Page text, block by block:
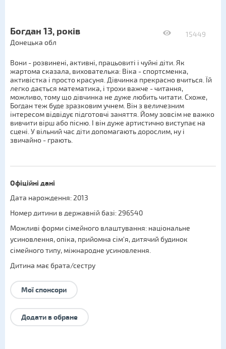
15449
Богдан 13, років
Донецька обл
Вони - розвинені, активні, працьовиті і чуйні діти. Як
жартома сказала, вихователька: Віка - спортсменка,
активістка і просто красуня. Дівчинка прекрасно вчиться. Їй
легко дається математика, і трохи важче - читання,
можливо, тому що дівчинка не дуже любить читати. Схоже,
Богдан теж буде зразковим учнем. Він з величезним
інтересом відвідує підготовчі заняття. Йому зовсім не важко
вивчити вірш або пісню. І він дуже артистично виступає на
сцені. У вільний час діти допомагають дорослим, ну і
звичайно - грають.
Офіційні дані
Дата нарождення: 2013
Номер дитини в державній базі: 296540
Можливі форми сімейного влаштування: національне
усиновлення,опіка, прийомна сім'я,дитячий будинок
сімейного типу, міжнародне усиновлення.
Дитина має брата/сестру
Мої спонсори
Додати в обране